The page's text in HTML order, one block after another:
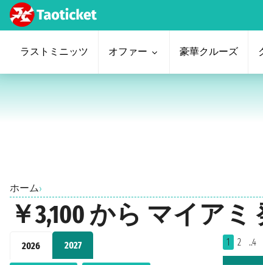
ラストミニッツ オファー 豪華クルーズ
ホーム›
￥3,100 から マイア
2026 2027 1 2 ..4